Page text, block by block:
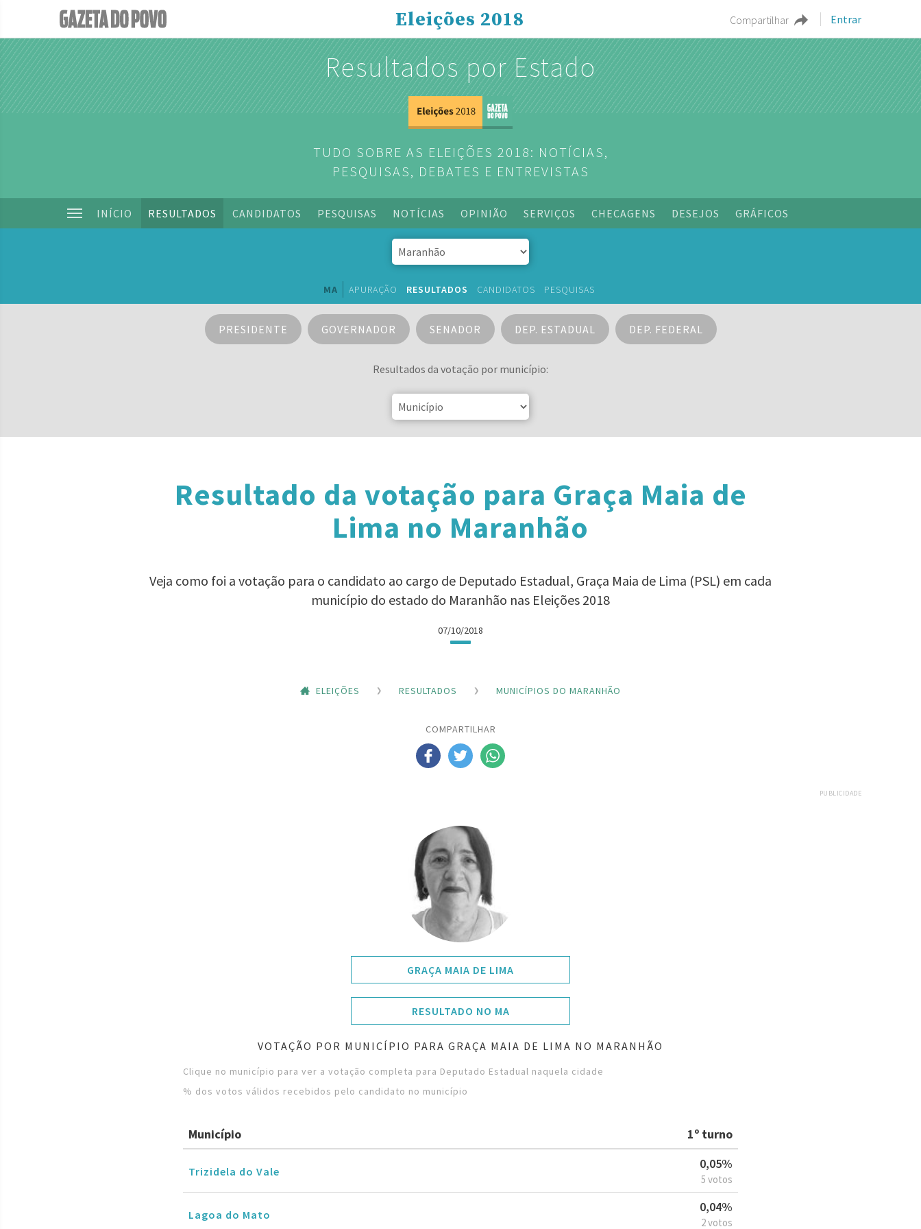
Compartilhar Entrar
Eleições 2018
Resultados por Estado
TUDO SOBRE AS ELEIÇÕES 2018: NOTÍCIAS,
PESQUISAS, DEBATES E ENTREVISTAS
INÍCIO RESULTADOS CANDIDATOS PESQUISAS NOTÍCIAS OPINIÃO SERVIÇOS CHECAGENS DESEJOS GRÁFICOS
MA APURAÇÃO RESULTADOS CANDIDATOS PESQUISAS
PRESIDENTE GOVERNADOR SENADOR DEP. ESTADUAL DEP. FEDERAL
Resultados da votação por município:
Resultado da votação para Graça Maia de
Lima no Maranhão
Veja como foi a votação para o candidato ao cargo de Deputado Estadual, Graça Maia de Lima (PSL) em cada
município do estado do Maranhão nas Eleições 2018
07/10/2018
ELEIÇÕES RESULTADOS MUNICÍPIOS DO MARANHÃO
COMPARTILHAR
PUBLICIDADE
GRAÇA MAIA DE LIMA
RESULTADO NO MA
VOTAÇÃO POR MUNICÍPIO PARA GRAÇA MAIA DE LIMA NO MARANHÃO
Clique no município para ver a votação completa para Deputado Estadual naquela cidade
% dos votos válidos recebidos pelo candidato no município
Município 1º turno
Trizidela do Vale
0,05%
5 votos
Lagoa do Mato
0,04%
2 votos